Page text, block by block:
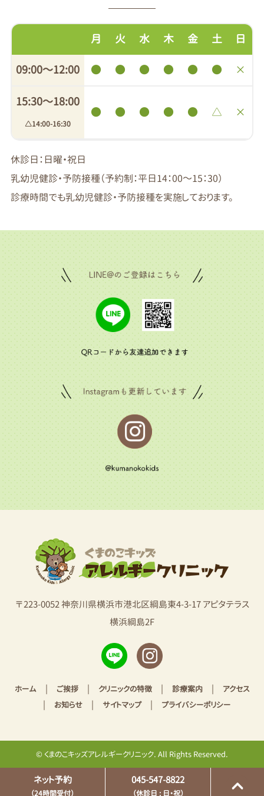
ネット予約
（24時間受付）
045-547-8822
（休診日 : 日・祝）
月 火 水 木 金 土 日
09:00〜12:00 ● ● ● ● ● ● ×
15:30〜18:00
△14:00-16:30
● ● ● ● ● △ ×
休診日：日曜・祝日
乳幼児健診・予防接種（予約制：平日14：00～15：30）
診療時間でも乳幼児健診・予防接種を実施しております。
〒223-0052 神奈川県横浜市港北区綱島東4-3-17 アピタテラス
横浜綱島2F
ホーム| ご挨拶| クリニックの特徴| 診療案内| アクセス
| お知らせ| サイトマップ| プライバシーポリシー
© くまのこキッズアレルギークリニック. All Rights Reserved.